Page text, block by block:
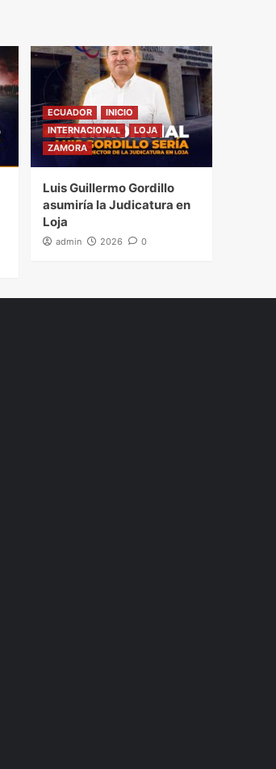
ECUADOR
INICIO
INTERNACIONAL
LOJA
ZAMORA
Luis Guillermo Gordillo
asumiría la Judicatura en
Loja
admin 2026 0